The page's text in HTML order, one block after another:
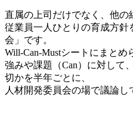
直属の上司だけでなく、他の
従業員一人ひとりの育成方針
会」です。
Will-Can-Mustシートにまと
強みや課題（Can）に対して
切かを半年ごとに、
人材開発委員会の場で議論し